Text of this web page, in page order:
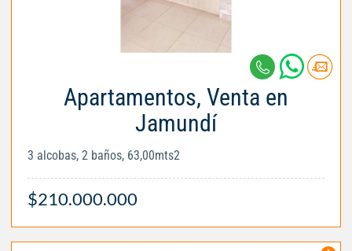
Apartamentos, Venta en
Jamundí
3 alcobas, 2 baños, 63,00mts2
$210.000.000